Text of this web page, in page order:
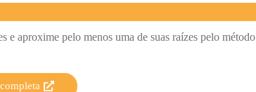
e aproxime pelo menos uma de suas raízes pelo método